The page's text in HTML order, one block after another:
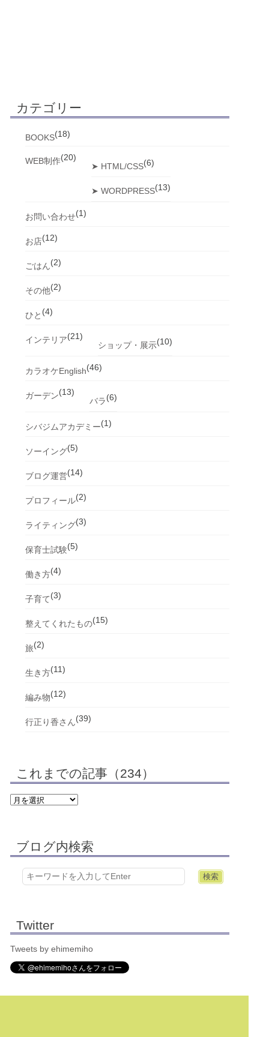
カテゴリー
BOOKS(18)
WEB制作(20)
➤ HTML/CSS(6)
➤ WORDPRESS(13)
お問い合わせ(1)
お店(12)
ごはん(2)
その他(2)
ひと (4)
インテリア(21)
ショップ・展示(10)
カラオケEnglish(46)
ガーデン(13)
バラ(6)
シバジムアカデミー(1)
ソーイング(5)
ブログ運営(14)
プロフィール(2)
ライティング(3)
保育士試験(5)
働き方(4)
子育て(3)
整えてくれたもの(15)
旅(2)
生き方(11)
編み物(12)
行正り香さん(39)
これまでの記事（234）
ブログ内検索
Twitter
Tweets by ehimemiho